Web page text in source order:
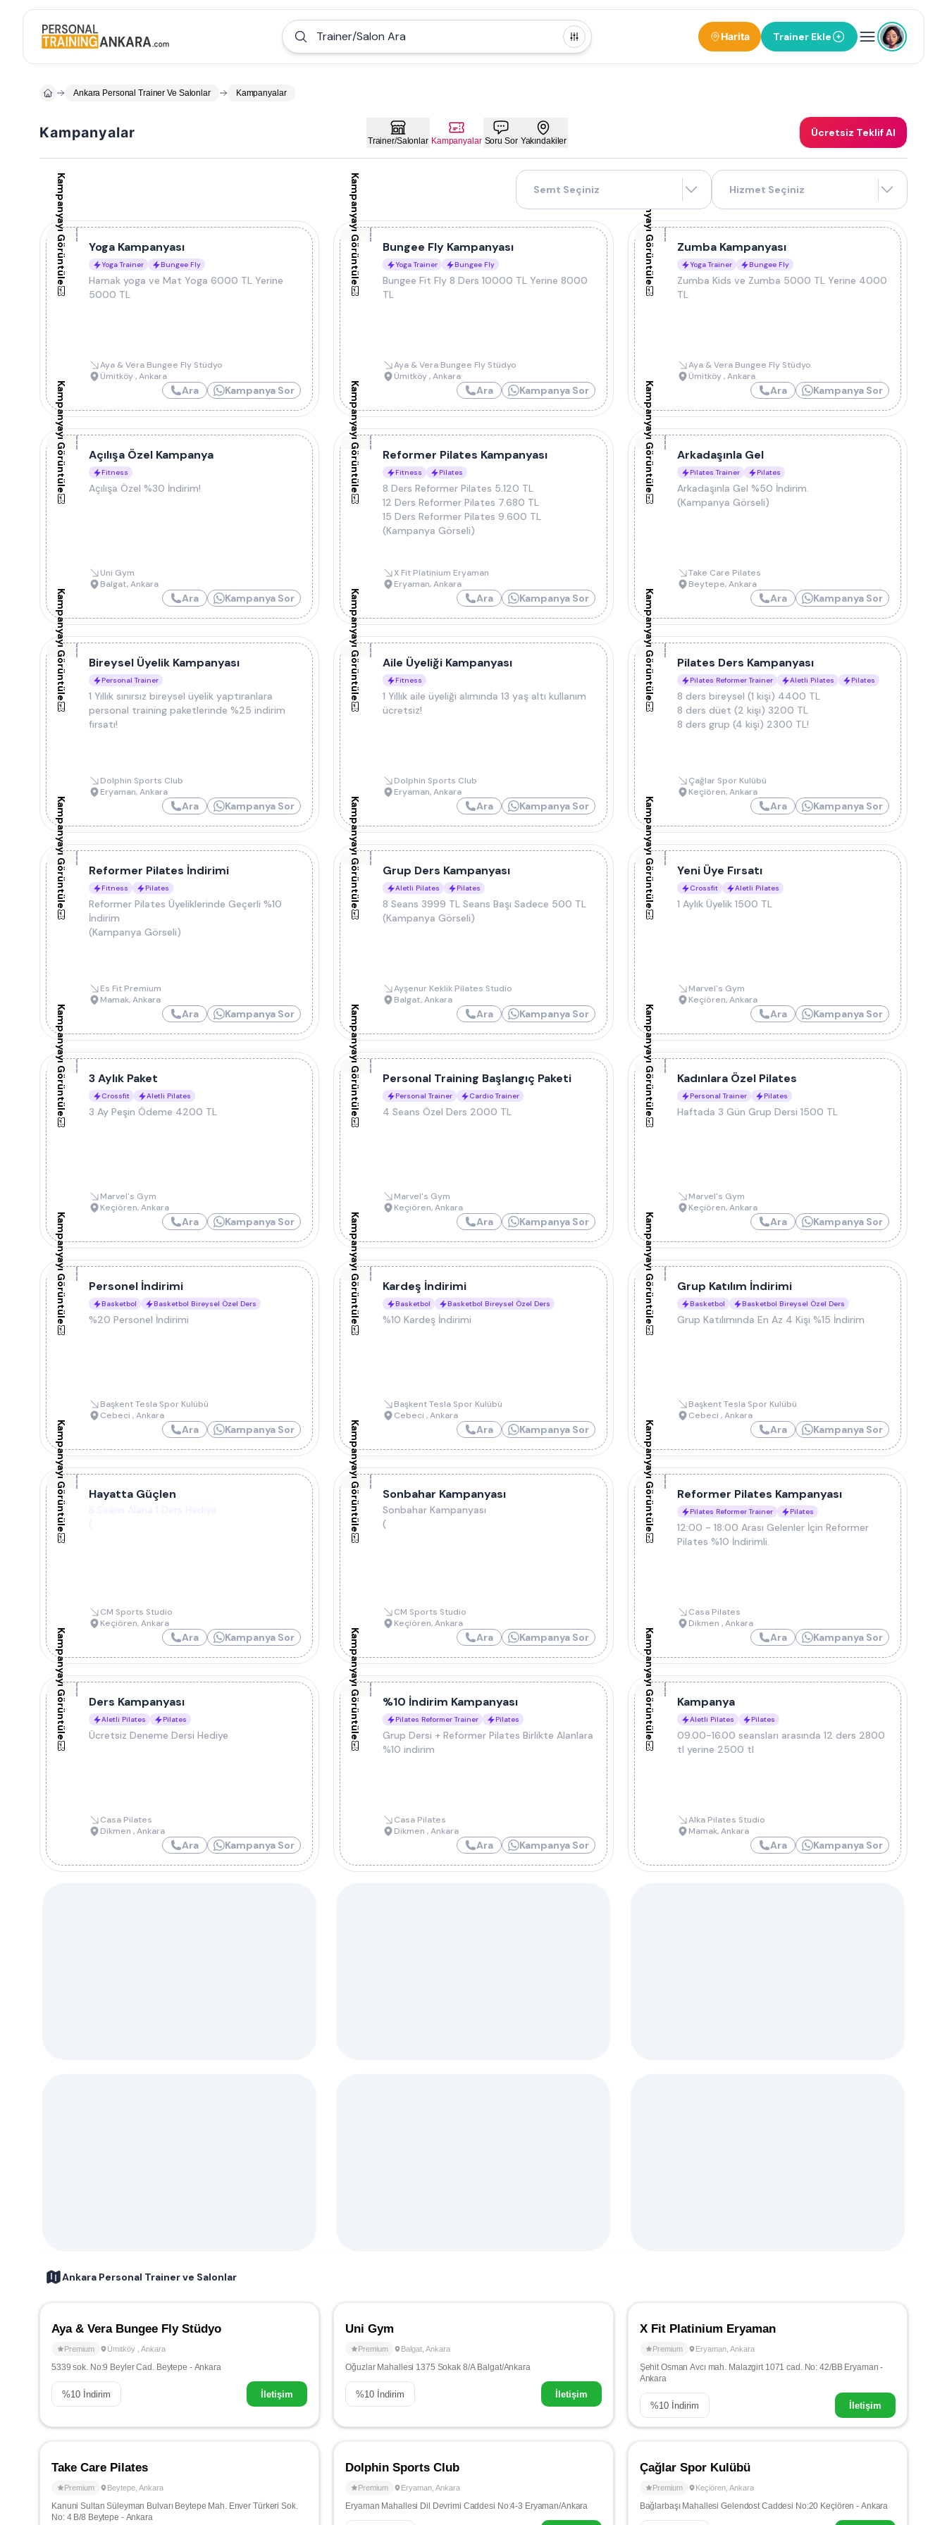
Trainer/Salon Ara Harita Trainer Ekle
Ankara Personal Trainer Ve Salonlar Kampanyalar
Kampanyalar Trainer/Salonlar Kampanyalar Soru Sor Yakındakiler
Ücretsiz Teklif Al
Semt Seçiniz Hizmet Seçiniz
Kampanyayı Görüntüle Yoga Kampanyası
Yoga Trainer Bungee Fly
Hamak yoga ve Mat Yoga 6000 TL Yerine
5000 TL
Aya & Vera Bungee Fly Stüdyo
Ümitköy,Ankara
Ara Kampanya Sor
Kampanyayı Görüntüle Bungee Fly Kampanyası
Yoga Trainer Bungee Fly
Bungee Fit Fly 8 Ders 10000 TL Yerine 8000
TL
Aya & Vera Bungee Fly Stüdyo
Ümitköy,Ankara
Ara Kampanya Sor
Kampanyayı Görüntüle Zumba Kampanyası
Yoga Trainer Bungee Fly
Zumba Kids ve Zumba 5000 TL Yerine 4000
TL
Aya & Vera Bungee Fly Stüdyo
Ümitköy,Ankara
Ara Kampanya Sor
Kampanyayı Görüntüle Açılışa Özel Kampanya
Fitness
Açılışa Özel %30 İndirim!
Uni Gym
Balgat,Ankara
Ara Kampanya Sor
Kampanyayı Görüntüle Reformer Pilates Kampanyası
Fitness Pilates
8 Ders Reformer Pilates 5.120 TL
12 Ders Reformer Pilates 7.680 TL
15 Ders Reformer Pilates 9.600 TL
(Kampanya Görseli)
X Fit Platinium Eryaman
Eryaman,Ankara
Ara Kampanya Sor
Kampanyayı Görüntüle Arkadaşınla Gel
Pilates Trainer Pilates
Arkadaşınla Gel %50 İndirim.
(Kampanya Görseli)
Take Care Pilates
Beytepe,Ankara
Ara Kampanya Sor
Kampanyayı Görüntüle Bireysel Üyelik Kampanyası
Personal Trainer
1 Yıllık sınırsız bireysel üyelik yaptıranlara
personal training paketlerinde %25 indirim
fırsatı!
Dolphin Sports Club
Eryaman,Ankara
Ara Kampanya Sor
Kampanyayı Görüntüle Aile Üyeliği Kampanyası
Fitness
1 Yıllık aile üyeliği alımında 13 yaş altı kullanım
ücretsiz!
Dolphin Sports Club
Eryaman,Ankara
Ara Kampanya Sor
Kampanyayı Görüntüle Pilates Ders Kampanyası
Pilates Reformer Trainer Aletli Pilates Pilates
8 ders bireysel (1 kişi) 4400 TL
8 ders düet (2 kişi) 3200 TL
8 ders grup (4 kişi) 2300 TL!
Çağlar Spor Kulübü
Keçiören,Ankara
Ara Kampanya Sor
Kampanyayı Görüntüle Reformer Pilates İndirimi
Fitness Pilates
Reformer Pilates Üyeliklerinde Geçerli %10
İndirim
(Kampanya Görseli)
Es Fit Premium
Mamak,Ankara
Ara Kampanya Sor
Kampanyayı Görüntüle Grup Ders Kampanyası
Aletli Pilates Pilates
8 Seans 3999 TL Seans Başı Sadece 500 TL
(Kampanya Görseli)
Ayşenur Keklik Pilates Studio
Balgat,Ankara
Ara Kampanya Sor
Kampanyayı Görüntüle Yeni Üye Fırsatı
Crossfit Aletli Pilates
1 Aylık Üyelik 1500 TL
Marvel's Gym
Keçiören,Ankara
Ara Kampanya Sor
Kampanyayı Görüntüle 3 Aylık Paket
Crossfit Aletli Pilates
3 Ay Peşin Ödeme 4200 TL
Marvel's Gym
Keçiören,Ankara
Ara Kampanya Sor
Kampanyayı Görüntüle Personal Training Başlangıç Paketi
Personal Trainer Cardio Trainer
4 Seans Özel Ders 2000 TL
Marvel's Gym
Keçiören,Ankara
Ara Kampanya Sor
Kampanyayı Görüntüle Kadınlara Özel Pilates
Personal Trainer Pilates
Haftada 3 Gün Grup Dersi 1500 TL
Marvel's Gym
Keçiören,Ankara
Ara Kampanya Sor
Kampanyayı Görüntüle Personel İndirimi
Basketbol Basketbol Bireysel Özel Ders
%20 Personel İndirimi
Başkent Tesla Spor Kulübü
Cebeci ,Ankara
Ara Kampanya Sor
Kampanyayı Görüntüle Kardeş İndirimi
Basketbol Basketbol Bireysel Özel Ders
%10 Kardeş İndirimi
Başkent Tesla Spor Kulübü
Cebeci,Ankara
Ara Kampanya Sor
Kampanyayı Görüntüle Grup Katılım İndirimi
Basketbol Basketbol Bireysel Özel Ders
Grup Katılımında En Az 4 Kişi %15 İndirim
Başkent Tesla Spor Kulübü
Cebeci ,Ankara
Ara Kampanya Sor
Kampanyayı Görüntüle Hayatta Güçlen
CM Sports Studio
Keçiören,Ankara
Ara Kampanya Sor
Kampanyayı Görüntüle Sonbahar Kampanyası
Sonbahar Kampanyası
(
CM Sports Studio
Keçiören,Ankara
Ara Kampanya Sor
Kampanyayı Görüntüle Reformer Pilates Kampanyası
Pilates Reformer Trainer Pilates
12:00 - 18:00 Arası Gelenler İçin Reformer
Pilates %10 İndirimli.
Casa Pilates
Dikmen ,Ankara
Ara Kampanya Sor
Kampanyayı Görüntüle Ders Kampanyası
Aletli Pilates Pilates
Ücretsiz Deneme Dersi Hediye
Casa Pilates
Dikmen ,Ankara
Ara Kampanya Sor
Kampanyayı Görüntüle %10 İndirim Kampanyası
Pilates Reformer Trainer Pilates
Grup Dersi + Reformer Pilates Birlikte Alanlara
%10 indirim
Casa Pilates
Dikmen,Ankara
Ara Kampanya Sor
Kampanyayı Görüntüle Kampanya
Aletli Pilates Pilates
09.00-16.00 seansları arasında 12 ders 2800
tl yerine 2500 tl
Alka Pilates Studio
Mamak,Ankara
Ara Kampanya Sor
Ankara Personal Trainer ve Salonlar
Aya & Vera Bungee Fly Stüdyo
Premium Ümitköy Ankara
5339 sok. No:9 Beyler Cad. Beytepe - Ankara
%10 İndirim İletişim
Uni Gym
Premium Balgat ,Ankara
Oğuzlar Mahallesi 1375 Sokak 8/A Balgat/Ankara
%10 İndirim İletişim
X Fit Platinium Eryaman
Premium Eryaman, Ankara
Şehit Osman Avcı mah. Malazgirt 1071 cad. No: 42/BB Eryaman -
Ankara
%10İndirim İletişim
Take Care Pilates
Premium Beytepe Ankara
Kanuni Sultan Süleyman Bulvarı Beytepe Mah. Enver Türkeri Sok.
No: 4 B/8 Beytepe - Ankara
Dolphin Sports Club
Premium Eryaman ,Ankara
Eryaman Mahallesi Dil Devrimi Caddesi No:4-3 Eryaman/Ankara
Çağlar Spor Kulübü
Premium Keçiören, Ankara
Bağlarbaşı Mahallesi Gelendost Caddesi No:20 Keçiören - Ankara